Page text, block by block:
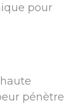
pour
pénètre